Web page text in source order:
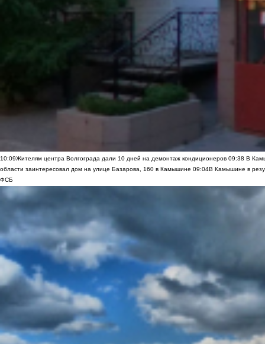
10:09Жителям центра Волгограда дали 10 дней на демонтаж кондиционеров 09:38 В
области заинтересовал дом на улице Базарова, 160 в Камышине 09:04В Камышине в
ФСБ